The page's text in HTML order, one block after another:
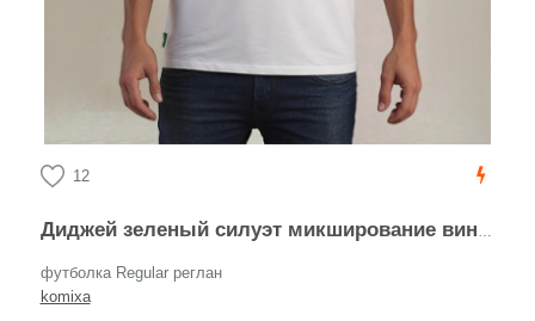
12
Диджей зеленый силуэт микширование виниловой музыки
футболка Regular реглан
komixa